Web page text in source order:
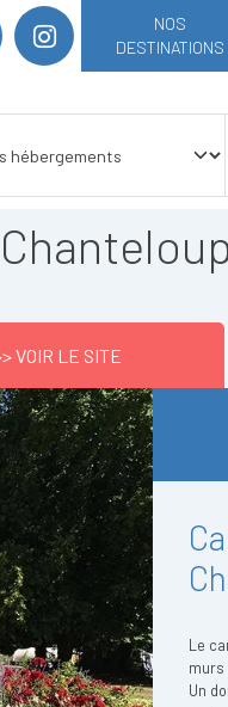
NOS
DESTINATIONS
VOIR LE SITE
Le
murs
Un